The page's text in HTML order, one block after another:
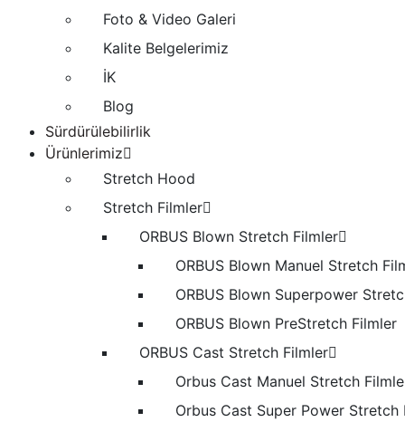
Foto & Video Galeri
Kalite Belgelerimiz
İK
Blog
Sürdürülebilirlik
Ürünlerimiz
Stretch Hood
Stretch Filmler
ORBUS Blown Stretch Filmler
ORBUS Blown Manuel Stretch
ORBUS Blown Superpower
ORBUS Blown PreStretch Filmler
ORBUS Cast Stretch Filmler
Orbus Cast Manuel Stretch
Orbus Cast Super Power Stretch